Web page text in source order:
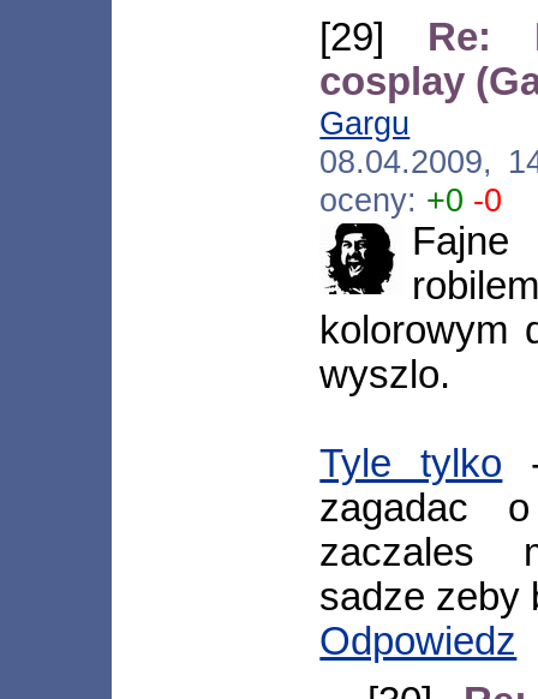
[29] Re:
cosplay
Gargu
08.04.2009,
oceny: +0 -0
kolorowym
wyszlo.
Tyle tylko
zagadac
zaczales
sadze zeby
Odpowiedz